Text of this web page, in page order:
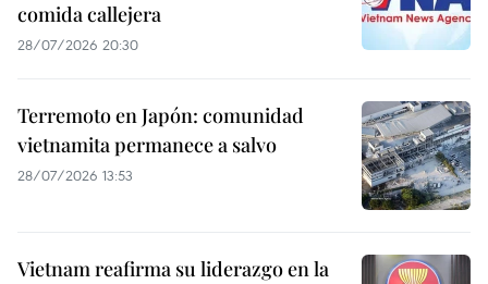
comida callejera
28/07/2026 20:30
Terremoto en Japón: comunidad
vietnamita permanece a salvo
28/07/2026 13:53
Vietnam reafirma su liderazgo en la